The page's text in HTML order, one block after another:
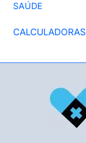
SAÚDE
CALCULADORAS